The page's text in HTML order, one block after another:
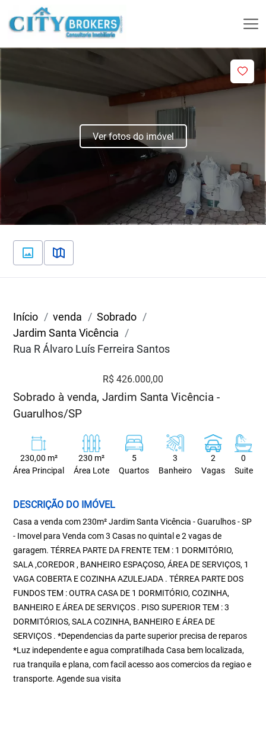
Ver fotos do imóvel
Início venda
Sobrado
Jardim Santa Vicência
Rua R Álvaro Luís Ferreira Santos
R$ 426.000,00
Sobrado à venda, Jardim Santa Vicência -
Guarulhos/SP
230,00 m²
Área Principal
230 m²
Área Lote
5
Quartos
3
Banheiro
2
Vagas
0
Suite
DESCRIÇÃO DO IMÓVEL
Casa a venda com 230m² Jardim Santa Vicência - Guarulhos - SP
- Imovel para Venda com 3 Casas no quintal e 2 vagas de
garagem. TÉRREA PARTE DA FRENTE TEM : 1 DORMITÓRIO,
SALA ,COREDOR , BANHEIRO ESPAÇOSO, ÁREA DE SERVIÇOS, 1
VAGA COBERTA E COZINHA AZULEJADA . TÉRREA PARTE DOS
FUNDOS TEM : OUTRA CASA DE 1 DORMITÓRIO, COZINHA,
BANHEIRO E ÁREA DE SERVIÇOS . PISO SUPERIOR TEM : 3
DORMITÓRIOS, SALA COZINHA, BANHEIRO E ÁREA DE
SERVIÇOS . *Dependencias da parte superior precisa de reparos
*Luz independente e agua compratilhada Casa bem localizada,
rua tranquila e plana, com facil acesso aos comercios da regiao e
transporte. Agende sua visita